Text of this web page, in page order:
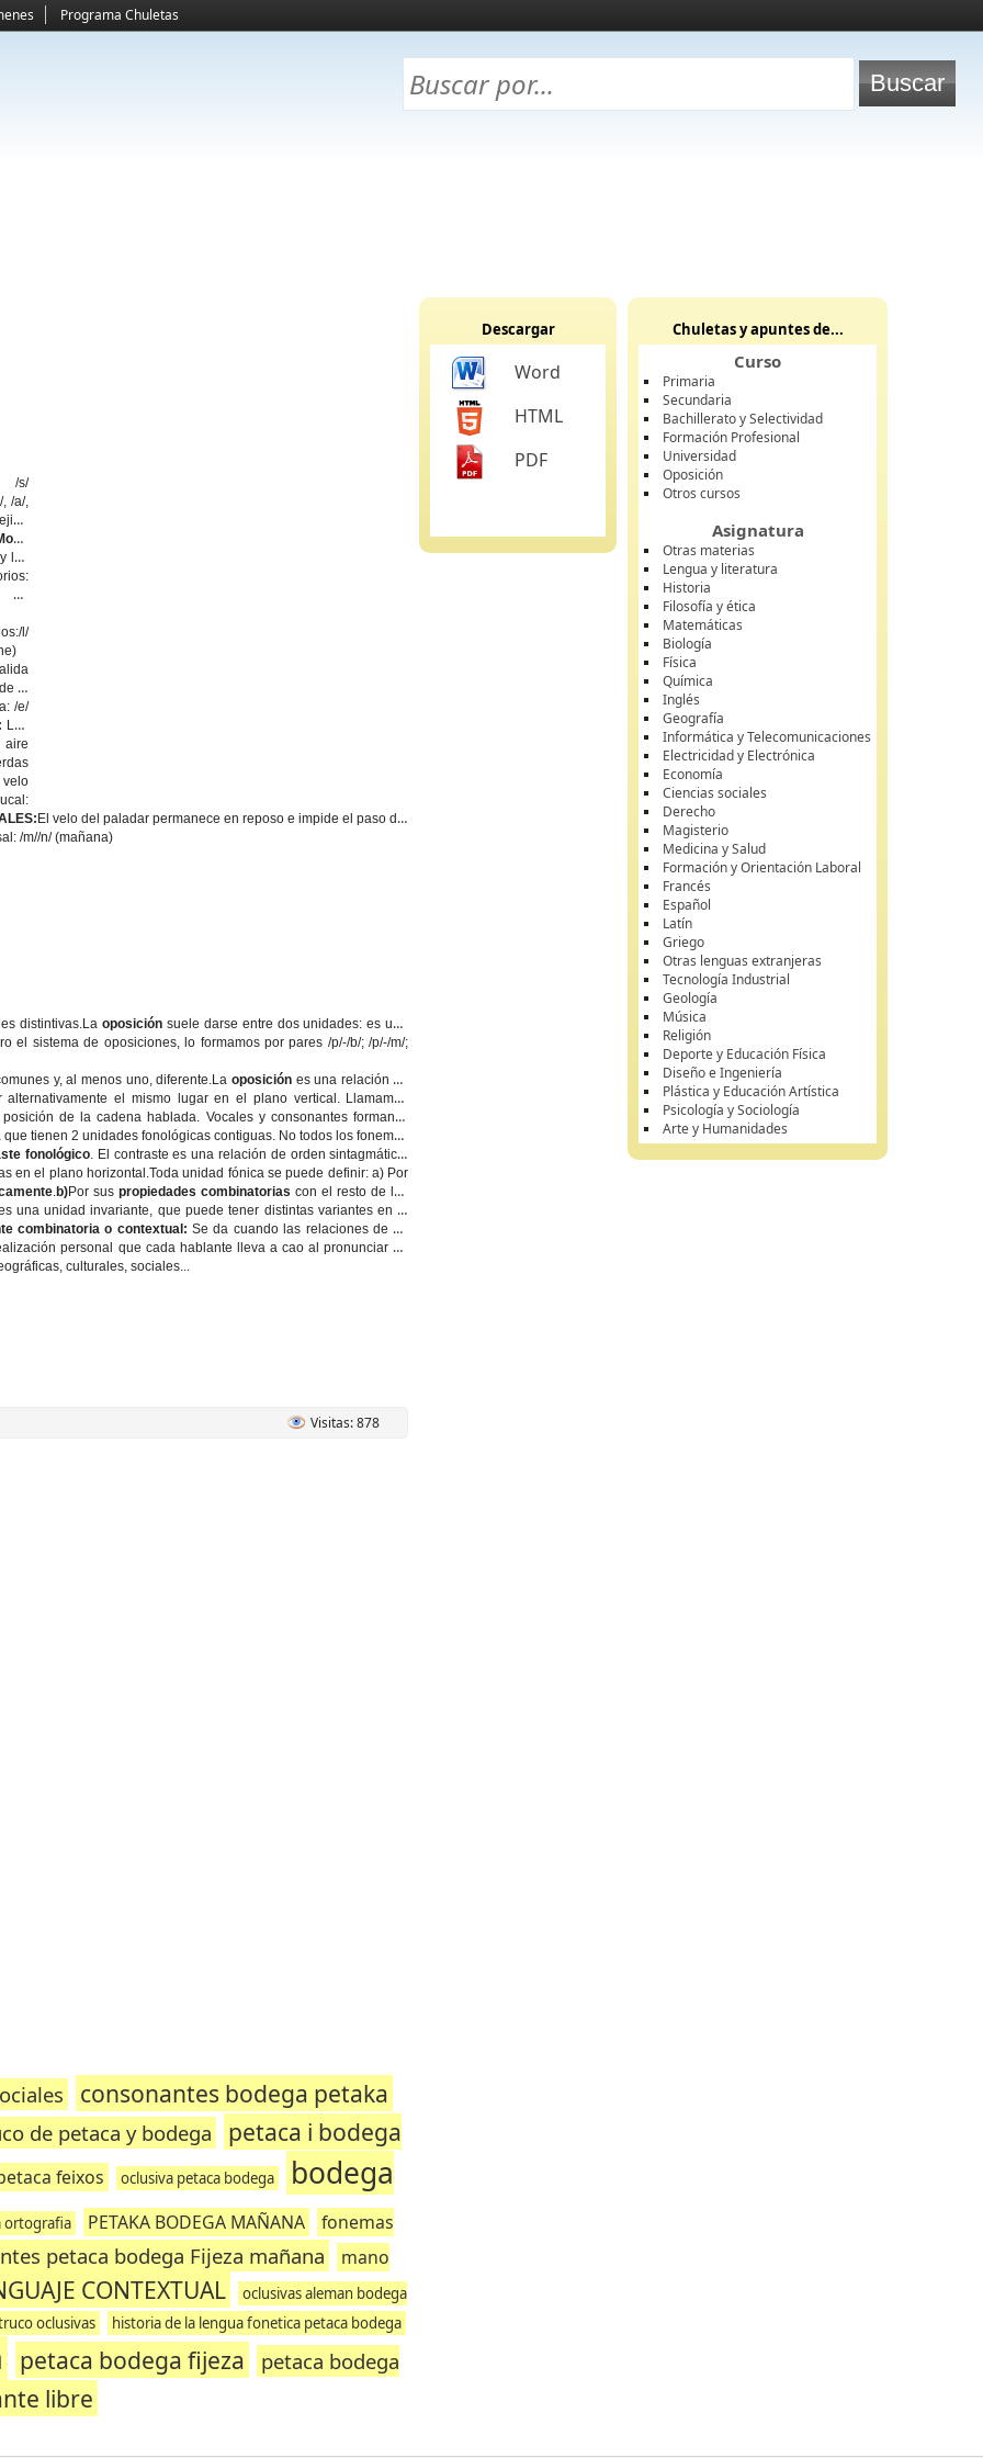
Programa Chuletas
/s/
/a/,
los
de
l/
la
/e/
Las
velo
El velo del paladar permanece en reposo e impide el paso del
/m//n/ (mañana)
distintivas.La oposiciónsuele darse entre dos unidades: es una
el sistema de oposiciones, lo formamos por pares /p/-/b/; /p/-/m/;
y, al menos uno, diferente.La oposiciónes una relación de
el mismo lugar en el plano vertical. Llamamos
de la cadena hablada. Vocales y consonantes forman 2
tienen 2 unidades fonológicas contiguas. No todos los fonemas
fonológico. El contraste es una relación de orden sintagmático:
en el plano horizontal.Toda unidad fónica se puede definir: a) Por
.b)Por sus propiedades combinatorias con el resto de los
una unidad invariante, que puede tener distintas variantes en la
combinatoria o contextual:Se da cuando las relaciones de un
personal que cada hablante lleva a cao al pronunciar un
culturales, sociales...
Visitas: 878
consonantes bodega petaka
de petaca y bodega
petaca i bodega
feixos oclusiva petaca bodega
bodega
ortografia PETAKA BODEGA MAÑANA
fonemas
petaca bodega Fijeza mañana
mano
CONTEXTUAL
oclusivas aleman bodega
oclusivas historia de la lengua fonetica petaca bodega
petaca bodega fijeza
petaca bodega
libre
Descargar
Word
HTML
PDF
Chuletas y apuntes de...
Curso
Primaria
Secundaria
Bachillerato y Selectividad
Formación Profesional
Universidad
Oposición
Otros cursos
Asignatura
Otras materias
Lengua y literatura
Historia
Filosofía y ética
Matemáticas
Biología
Física
Química
Inglés
Geografía
Informática y Telecomunicaciones
Electricidad y Electrónica
Economía
Ciencias sociales
Derecho
Magisterio
Medicina y Salud
Formación y Orientación Laboral
Francés
Español
Latín
Griego
Otras lenguas extranjeras
Tecnología Industrial
Geología
Música
Religión
Deporte y Educación Física
Diseño e Ingeniería
Plástica y Educación Artística
Psicología y Sociología
Arte y Humanidades